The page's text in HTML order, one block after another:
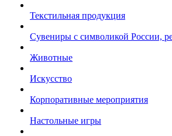
Текстильная продукция
Сувениры с символикой России,
Животные
Искусство
Корпоративные мероприятия
Настольные игры